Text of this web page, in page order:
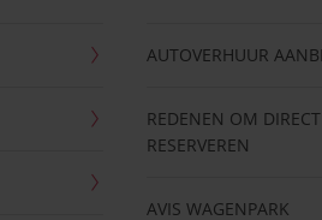
AUTOVERHUUR
REDENEN OM
RESERVEREN
AVIS WAGENPARK